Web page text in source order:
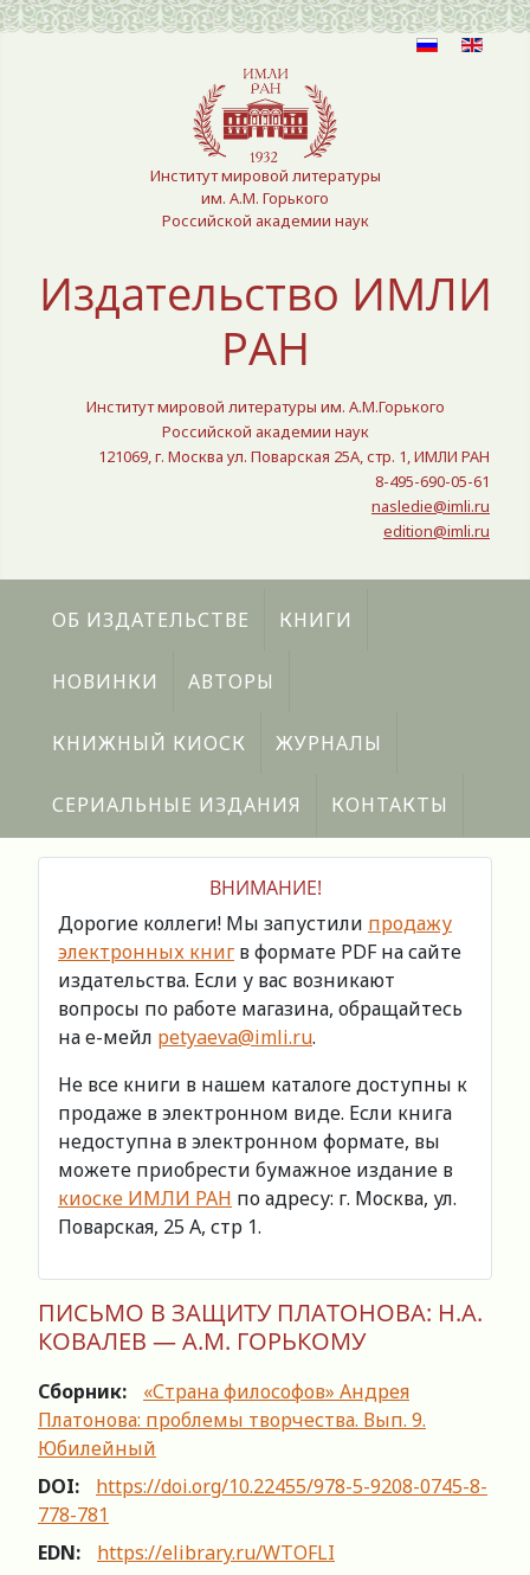
Выберите язык
Институт мировой литературы
им. А.М. Горького
Российской академии наук
Издательство ИМЛИ
РАН
Институт мировой литературы им. А.М.Горького
Российской академии наук
121069, г. Москва ул. Поварская 25A, стр. 1, ИМЛИ РАН
8-495-690-05-61
nasledie@imli.ru
edition@imli.ru
ОБ ИЗДАТЕЛЬСТВЕ КНИГИ
НОВИНКИ АВТОРЫ
КНИЖНЫЙ КИОСК ЖУРНАЛЫ
СЕРИАЛЬНЫЕ ИЗДАНИЯ КОНТАКТЫ
ВНИМАНИЕ!
Дорогие коллеги! Мы запустили продажу
электронных книг в формате PDF на сайте
издательства. Если у вас возникают
вопросы по работе магазина, обращайтесь
на е-мейл petyaeva@imli.ru.
Не все книги в нашем каталоге доступны к
продаже в электронном виде. Если книга
недоступна в электронном формате, вы
можете приобрести бумажное издание в
киоске ИМЛИ РАН по адресу: г. Москва, ул.
Поварская, 25 А, стр 1.
ПИСЬМО В ЗАЩИТУ ПЛАТОНОВА: Н.А.
КОВАЛЕВ — А.М. ГОРЬКОМУ
Сборник:
«Страна философов» Андрея
Платонова: проблемы творчества. Вып. 9.
Юбилейный
DOI:
https://doi.org/10.22455/978-5-9208-0745-8-
778-781
EDN:
https://elibrary.ru/WTOFLI